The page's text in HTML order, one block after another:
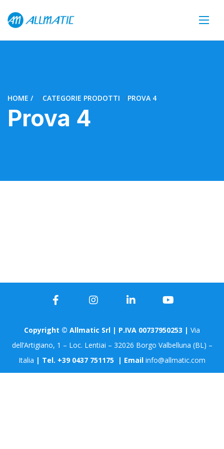
HOME CATEGORIE PRODOTTI PROVA 4
Prova 4
Copyright © Allmatic Srl | P.IVA 00737950253 | Via
dell’Artigiano, 1 – Loc. Lentiai – 32026 Borgo Valbelluna (BL) –
Italia | Tel. +39 0437 751175 | Email info@allmatic.com